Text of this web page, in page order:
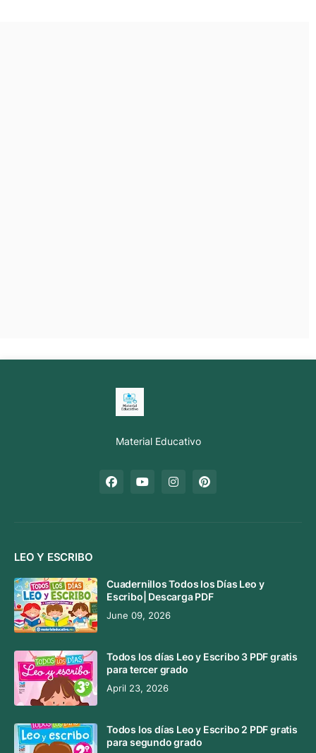
Material Educativo
LEO Y ESCRIBO
Cuadernillos Todos los Días Leo y
Escribo| Descarga PDF
June 09, 2026
Todos los días Leo y Escribo 3 PDF gratis
para tercer grado
April 23, 2026
Todos los días Leo y Escribo 2 PDF gratis
para segundo grado